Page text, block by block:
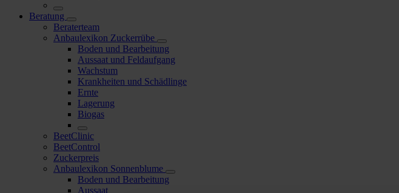
Beratung
Beraterteam
Anbaulexikon Zuckerrübe
Boden und Bearbeitung
Aussaat und Feldaufgang
Wachstum
Krankheiten und Schädlinge
Ernte
Lagerung
Biogas
BeetClinic
BeetControl
Zuckerpreis
Anbaulexikon Sonnenblume
Boden und Bearbeitung
Aussaat